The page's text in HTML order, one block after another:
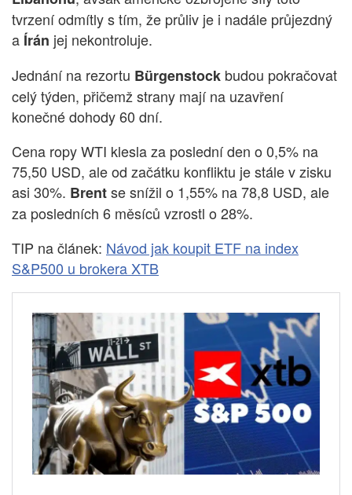
tvrzení odmítly s tím, že průliv je i nadále průjezdný
a Írán jej nekontroluje.
Jednání na rezortu Bürgenstock budou pokračovat
celý týden, přičemž strany mají na uzavření
konečné dohody 60 dní.
Cena ropy WTI klesla za poslední den o 0,5% na
75,50 USD, ale od začátku konfliktu je stále v zisku
asi 30%. Brentse snížil o 1,55% na 78,8 USD, ale
za posledních 6 měsíců vzrostl o 28%.
TIP na článek: Návod jak koupit ETF na index
S&P500 u brokera XTB